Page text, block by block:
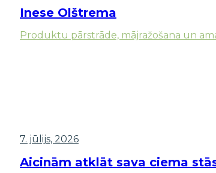
Inese Olštrema
Produktu pārstrāde, mājražošana un
7. jūlijs, 2026
Aicinām atklāt sava ciema